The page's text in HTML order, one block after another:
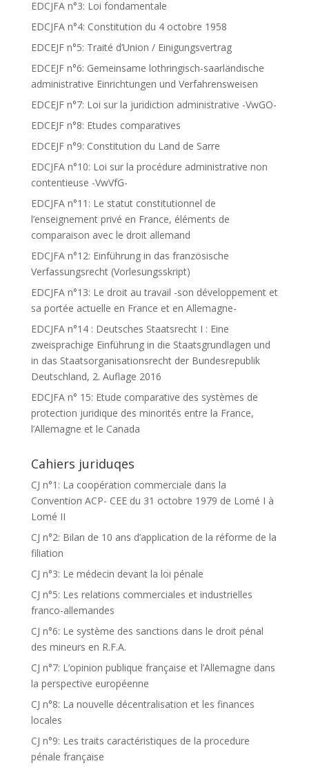
EDCJFA n°3: Loi fondamentale
EDCJFA n°4: Constitution du 4 octobre 1958
EDCEJF n°5: Traité d’Union / Einigungsvertrag
EDCEJF n°6: Gemeinsame lothringisch-saarländische
administrative Einrichtungen und Verfahrensweisen
EDCEJF n°7: Loi sur la juridiction administrative -VwGO-
EDCEJF n°8: Etudes comparatives
EDCEJF n°9: Constitution du Land de Sarre
EDCJFA n°10: Loi sur la procédure administrative non
contentieuse -VwVfG-
EDCJFA n°11: Le statut constitutionnel de
l’enseignement privé en France, éléments de
comparaison avec le droit allemand
EDCJFA n°12: Einführung in das französische
Verfassungsrecht (Vorlesungsskript)
EDCJFA n°13: Le droit au travail -son développement et
sa portée actuelle en France et en Allemagne-
EDCJFA n°14 : Deutsches Staatsrecht I : Eine
zweisprachige Einführung in die Staatsgrundlagen und
in das Staatsorganisationsrecht der Bundesrepublik
Deutschland, 2. Auflage 2016
EDCJFA n° 15: Etude comparative des systèmes de
protection juridique des minorités entre la France,
l’Allemagne et le Canada
Cahiers juriduqes
CJ n°1: La coopération commerciale dans la
Convention ACP- CEE du 31 octobre 1979 de Lomé I à
Lomé II
CJ n°2: Bilan de 10 ans d’application de la réforme de la
filiation
CJ n°3: Le médecin devant la loi pénale
CJ n°5: Les relations commerciales et industrielles
franco-allemandes
CJ n°6: Le système des sanctions dans le droit pénal
des mineurs en R.F.A.
CJ n°7: L’opinion publique française et l’Allemagne dans
la perspective européenne
CJ n°8: La nouvelle décentralisation et les finances
locales
CJ n°9: Les traits caractéristiques de la procedure
pénale française